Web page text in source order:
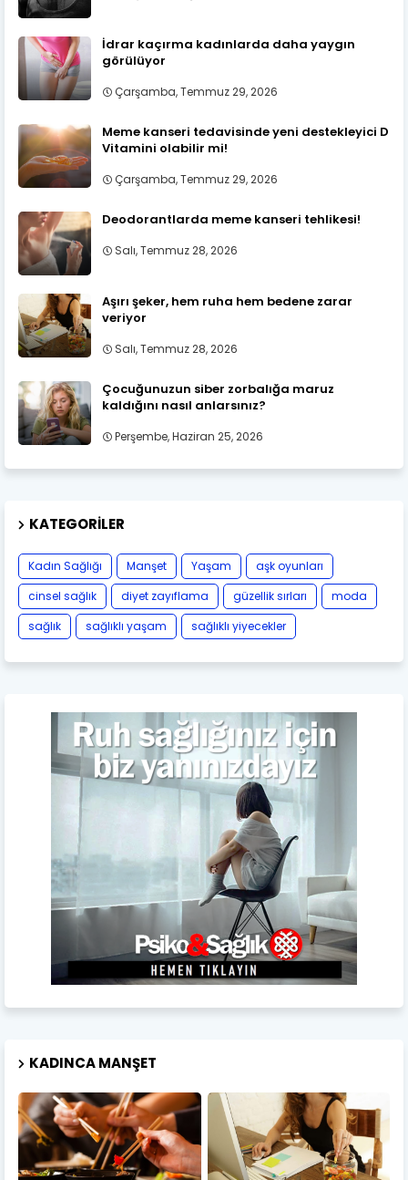
İdrar kaçırma kadınlarda daha yaygın
görülüyor
Çarşamba, Temmuz 29, 2026
Meme kanseri tedavisinde yeni destekleyici D
Vitamini olabilir mi!
Çarşamba, Temmuz 29, 2026
Deodorantlarda meme kanseri tehlikesi!
Salı, Temmuz 28, 2026
Aşırı şeker, hem ruha hem bedene zarar
veriyor
Salı, Temmuz 28, 2026
Çocuğunuzun siber zorbalığa maruz
kaldığını nasıl anlarsınız?
Perşembe, Haziran 25, 2026
KATEGORILER
Kadın Sağlığı Manşet Yaşam
aşk oyunları
cinsel sağlık
diyet zayıflama güzellik sırları
moda
sağlık
sağlıklı yaşam sağlıklı yiyecekler
KADINCA MANŞET